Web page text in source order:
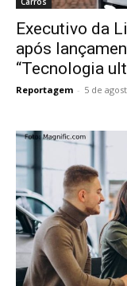
Executivo da
após
“Tecnologia
Reportagem - 5 de